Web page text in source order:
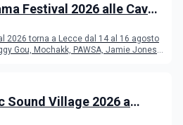
Festival 2026 alle Cave
2026 torna a Lecce dal 14 al 16 agosto
Gou, Mochakk, PAWSA, Jamie Jones
Sound Village 2026 a